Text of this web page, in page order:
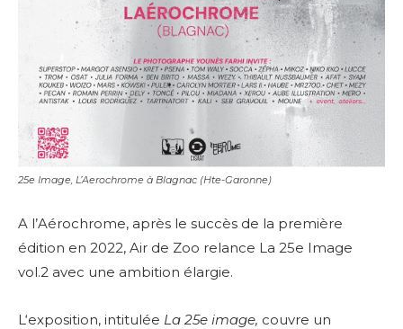
25e Image, L’Aerochrome à Blagnac (Hte-Garonne)
A l’Aérochrome, après le succès de la première
édition en 2022, Air de Zoo relance La 25e Image
vol.2 avec une ambition élargie.
L ‘exposition, intitulée La 25e image, couvre un